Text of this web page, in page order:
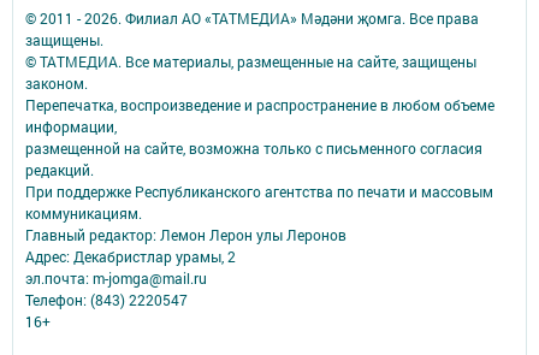
© 2011 - 2026. Филиал АО «ТАТМЕДИА» Мәдәни җомга. Все права
защищены.
© ТАТМЕДИА. Все материалы, размещенные на сайте, защищены
законом.
Перепечатка, воспроизведение и распространение в любом объеме
информации,
размещенной на сайте, возможна только с письменного согласия
редакций.
При поддержке Республиканского агентства по печати и массовым
коммуникациям.
Главный редактор: Лемон Лерон улы Леронов
Адрес: Декабристлар урамы, 2
эл.почта: m-jomga@mail.ru
Телефон: (843) 2220547
16+